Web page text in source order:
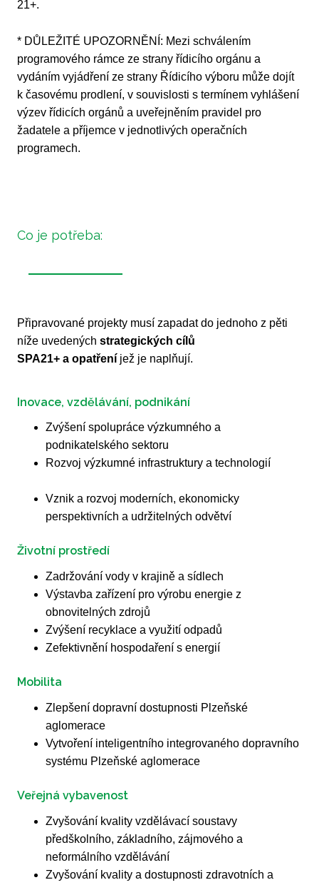
21+.
* DŮLEŽITÉ UPOZORNĚNÍ: Mezi schválením
programového rámce ze strany řídicího orgánu a
vydáním vyjádření ze strany Řídicího výboru může dojít
k časovému prodlení, v souvislosti s termínem vyhlášení
výzev řídicích orgánů a uveřejněním pravidel pro
žadatele a příjemce v jednotlivých operačních
programech.
Co je potřeba:
Připravované projekty musí zapadat do jednoho z pěti
níže uvedených strategických cílů
SPA21+ a opatření jež je naplňují.
Inovace, vzdělávání, podnikání
Zvýšení spolupráce výzkumného a
podnikatelského sektoru
Rozvoj výzkumné infrastruktury a technologií
Vznik a rozvoj moderních, ekonomicky
perspektivních a udržitelných odvětví
Životní prostředí
Zadržování vody v krajině a sídlech
Výstavba zařízení pro výrobu energie z
obnovitelných zdrojů
Zvýšení recyklace a využití odpadů
Zefektivnění hospodaření s energií
Mobilita
Zlepšení dopravní dostupnosti Plzeňské
aglomerace
Vytvoření inteligentního integrovaného dopravního
systému Plzeňské aglomerace
Veřejná vybavenost
Zvyšování kvality vzdělávací soustavy
předškolního, základního, zájmového a
neformálního vzdělávání
Zvyšování kvality a dostupnosti zdravotních a